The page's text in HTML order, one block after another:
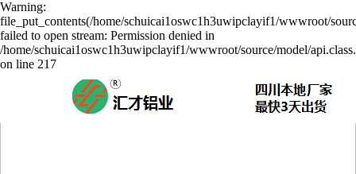
Warning:
file_put_contents(/home/schuicai1oswc1h3uwipclayif1/wwwroot/
failed to open stream: Permission denied in
/home/schuicai1oswc1h3uwipclayif1/wwwroot/source/model/
on line 217